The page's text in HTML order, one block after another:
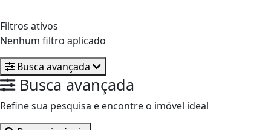
Filtros ativos
Nenhum filtro aplicado
Busca avançada
Busca avançada
Refine sua pesquisa e encontre o imóvel ideal